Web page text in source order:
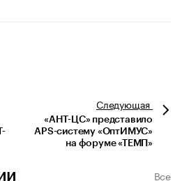
Следующая
«АНТ-ЦС» представило
APS-систему «ОптИМУС»
на форуме «ТЕМП»
Все